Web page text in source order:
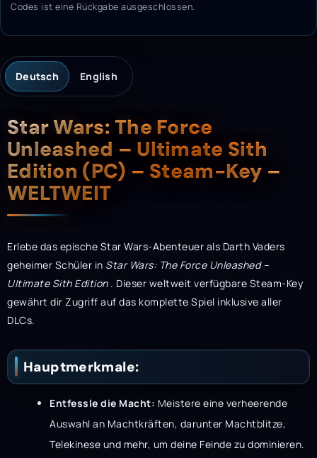
Codes ist eine Rückgabe ausgeschlossen.
Deutsch English
Beschreibung
Star Wars: The Force
Unleashed – Ultimate Sith
Edition (PC) – Steam-Key –
WELTWEIT
Erlebe das epische Star Wars-Abenteuer als Darth Vaders
geheimer Schüler in Star Wars: The Force Unleashed –
Ultimate Sith Edition. Dieser weltweit verfügbare Steam-Key
gewährt dir Zugriff auf das komplette Spiel inklusive aller
DLCs.
Hauptmerkmale:
Entfessle die Macht: Meistere eine verheerende
Auswahl an Machtkräften, darunter Machtblitze,
Telekinese und mehr, um deine Feinde zu dominieren.